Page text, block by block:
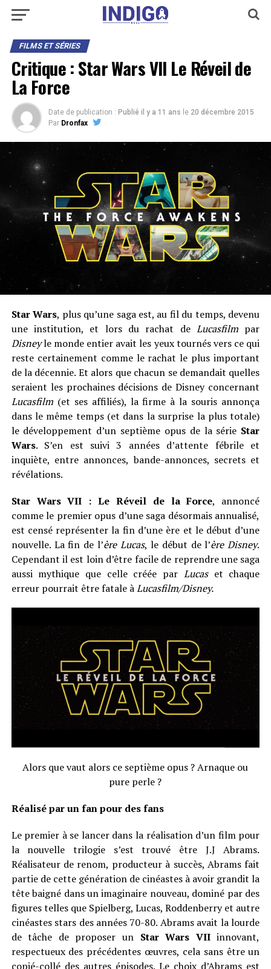
FILMS ET SÉRIES
Critique : Star Wars VII Le Réveil de
La Force
Date de publication : Publié il y a 11 ans le 20 décembre 2015
Par Dronfax
Star Wars, plus qu’une saga est, au fil du temps, devenu
une institution, et lors du rachat de Lucasfilmpar
Disneyle monde entier avait les yeux tournés vers ce qui
reste certainement comme le rachat le plus important
de la décennie. Et alors que chacun se demandait quelles
seraient les prochaines décisions de Disney concernant
Lucasfilm(et ses affiliés), la firme à la souris annonça
dans le même temps (et dans la surprise la plus totale)
le développement d’un septième opus de la série Star
Wars. S’en est suivi 3 années d’attente fébrile et
inquiète, entre annonces, bande-annonces, secrets et
révélations.
Star Wars VII : Le Réveil de la Force, annoncé
comme le premier opus d’une saga désormais annualisé,
est censé représenter la fin d’une ère et le début d’une
nouvelle. La fin de l’ère Lucas, le début de l’ère Disney.
Cependant il est loin d’être facile de reprendre une saga
aussi mythique que celle créée par Lucaset chaque
erreur pourrait être fatale àLucasfilm/Disney.
Alors que vaut alors ce septième opus ? Arnaque ou
pure perle ?
Réalisé par un fan pour des fans
Le premier à se lancer dans la réalisation d’un film pour
la nouvelle trilogie s’est trouvé être J.J Abrams.
Réalisateur de renom, producteur à succès, Abrams fait
partie de cette génération de cinéastes à avoir grandit la
tête baigné dans un imaginaire nouveau, dominé par des
figures telles que Spielberg, Lucas, Roddenberry et autre
cinéastes stars des années 70-80. Abrams avait la lourde
de tâche de proposer un Star Wars VIIinnovant,
respectueux des précédentes œuvres, cela sans être un
copié-collé des autres épisodes. Le choix d’Abrams est